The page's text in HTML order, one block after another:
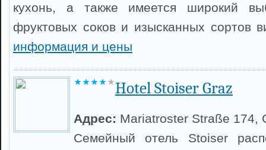
кухонь, а также имеется широкий
фруктовых соков и изысканных сортов
информация и цены
Hotel Stoiser Graz
Адрес: Mariatroster Straße 174,
Семейный отель Stoiser